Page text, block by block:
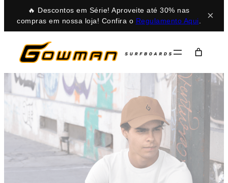
🔥 Descontos em Série! Aproveite até 30% nas
compras em nossa loja! Confira o Regulamento Aqui ×